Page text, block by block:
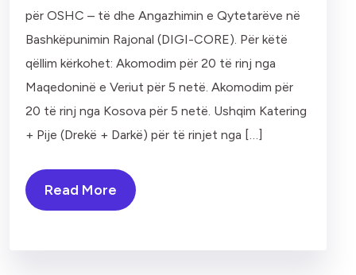
për OSHC – të dhe Angazhimin e Qytetarëve në
Bashkëpunimin Rajonal (DIGI-CORE). Për këtë
qëllim kërkohet: Akomodim për 20 të rinj nga
Maqedoninë e Veriut për 5 netë. Akomodim për
20 të rinj nga Kosova për 5 netë. Ushqim Katering
+ Pije (Drekë + Darkë) për të rinjet nga […]
Read More